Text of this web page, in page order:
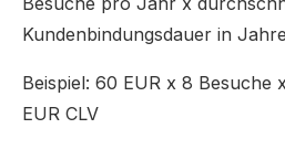
Kundenbindungsdauer in
Beispiel: 60 EUR x 8 Besuche
EUR CLV